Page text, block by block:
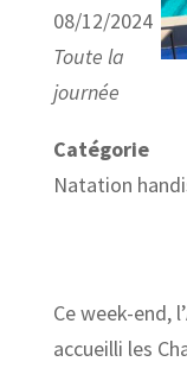
08/12/2024
Toute la
journée
Catégorie
Natation
Ce week-end,
accueilli les